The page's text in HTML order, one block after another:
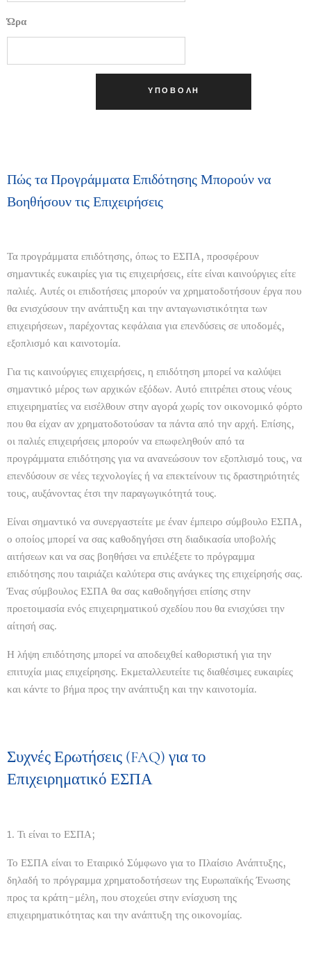
Ώρα
ΥΠΟΒΟΛΉ
Πώς τα Προγράμματα Επιδότησης Μπορούν να
Βοηθήσουν τις Επιχειρήσεις
Τα προγράμματα επιδότησης, όπως το ΕΣΠΑ, προσφέρουν
σημαντικές ευκαιρίες για τις επιχειρήσεις, είτε είναι καινούργιες είτε
παλιές. Αυτές οι επιδοτήσεις μπορούν να χρηματοδοτήσουν έργα που
θα ενισχύσουν την ανάπτυξη και την ανταγωνιστικότητα των
επιχειρήσεων, παρέχοντας κεφάλαια για επενδύσεις σε υποδομές,
εξοπλισμό και καινοτομία.
Για τις καινούργιες επιχειρήσεις, η επιδότηση μπορεί να καλύψει
σημαντικό μέρος των αρχικών εξόδων. Αυτό επιτρέπει στους νέους
επιχειρηματίες να εισέλθουν στην αγορά χωρίς τον οικονομικό φόρτο
που θα είχαν αν χρηματοδοτούσαν τα πάντα από την αρχή. Επίσης,
οι παλιές επιχειρήσεις μπορούν να επωφεληθούν από τα
προγράμματα επιδότησης για να ανανεώσουν τον εξοπλισμό τους, να
επενδύσουν σε νέες τεχνολογίες ή να επεκτείνουν τις δραστηριότητές
τους, αυξάνοντας έτσι την παραγωγικότητά τους.
Είναι σημαντικό να συνεργαστείτε με έναν έμπειρο σύμβουλο ΕΣΠΑ,
ο οποίος μπορεί να σας καθοδηγήσει στη διαδικασία υποβολής
αιτήσεων και να σας βοηθήσει να επιλέξετε το πρόγραμμα
επιδότησης που ταιριάζει καλύτερα στις ανάγκες της επιχείρησής σας.
Ένας σύμβουλος ΕΣΠΑ θα σας καθοδηγήσει επίσης στην
προετοιμασία ενός επιχειρηματικού σχεδίου που θα ενισχύσει την
αίτησή σας.
Η λήψη επιδότησης μπορεί να αποδειχθεί καθοριστική για την
επιτυχία μιας επιχείρησης. Εκμεταλλευτείτε τις διαθέσιμες ευκαιρίες
και κάντε το βήμα προς την ανάπτυξη και την καινοτομία.
Συχνές Ερωτήσεις (FAQ) για το
Επιχειρηματικό ΕΣΠΑ
1. Τι είναι το ΕΣΠΑ;
Το ΕΣΠΑ είναι το Εταιρικό Σύμφωνο για το Πλαίσιο Ανάπτυξης,
δηλαδή το πρόγραμμα χρηματοδοτήσεων της Ευρωπαϊκής Ένωσης
προς τα κράτη-μέλη, που στοχεύει στην ενίσχυση της
επιχειρηματικότητας και την ανάπτυξη της οικονομίας.